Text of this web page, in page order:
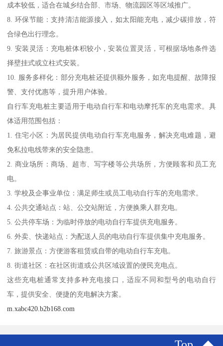
成本较低，适合在城乡结合部、市场、物流园区等区域推广。
8. 环保节能：支持清洁能源接入，如太阳能充电，减少碳排放，符
合绿色出行理念。
9. 安装灵活：充电桩体积较小，安装位置灵活，可根据场地条件选
择壁挂式或立柱式安装。
10. 服务多样化：部分充电桩还提供额外服务，如充电提醒、故障报
警、支付优惠等，提升用户体验。
自行车充电桩主要适用于电动自行车和电动摩托车的充电需求。具
体适用范围包括：
1. 住宅小区：为居民提供电动自行车充电服务，解决充电难题，避
免私拉电线带来的安全隐患。
2. 商业场所：商场、超市、写字楼等公共场所，方便顾客和员工充
电。
3. 学校及企事业单位：满足师生或员工电动自行车的充电需求。
4. 公共交通站点：站、公交站附近，方便换乘人群充电。
5. 公共停车场：为临时停放的电动自行车提供充电服务。
6. 外卖、快递站点：为配送人员的电动自行车提供集中充电服务。
7. 旅游景点：方便游客租赁或自带的电动自行车充电。
8. 街道社区：在社区街道或公共区域设置的便民充电点。
这些充电桩通常支持多种充电接口，适应不同和型号的电动自行
车，提供安全、便捷的充电解决方案。
m.xabc420.b2b168.com